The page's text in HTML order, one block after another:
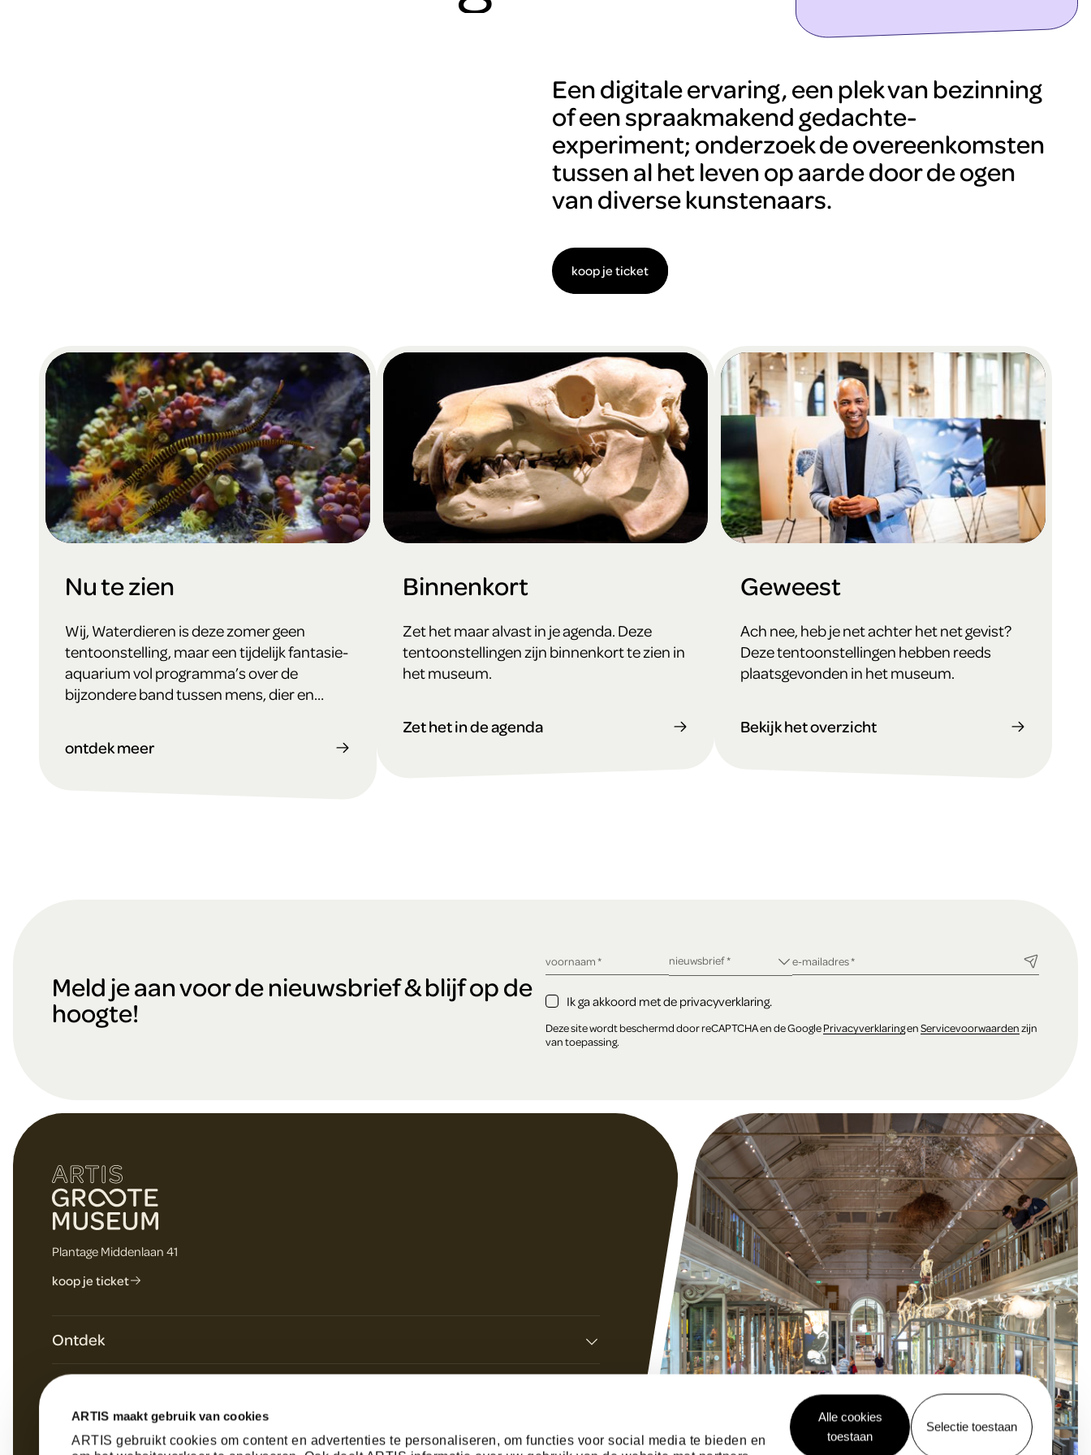
ARTIS maakt gebruik van cookies
ARTIS gebruikt cookies om content en advertenties te personaliseren, om functies voor social media te bieden en
Alle cookies
toestaan
Selectie toestaan
Een digitale ervaring, een plek van bezinning
of een spraakmakend gedachte-
experiment; onderzoek de overeenkomsten
tussen al het leven op aarde door de ogen
van diverse kunstenaars.
koop je ticket
Nu te zien
Wij, Waterdieren is deze zomer geen
tentoonstelling, maar een tijdelijk fantasie-
aquarium vol programma’s over de
bijzondere band tussen mens, dier en
ontdek meer
Binnenkort
Zet het maar alvast in je agenda. Deze
tentoonstellingen zijn binnenkort te zien in
het museum.
Zet het in de agenda
Geweest
Ach nee, heb je net achter het net gevist?
Deze tentoonstellingen hebben reeds
plaatsgevonden in het museum.
Bekijk het overzicht
t
Meld je aan voor de nieuwsbrief & blijf op de
hoogte!
verplicht veld
voornaam* verplicht veld
nieuwsbrief* verplicht veld
e-mailadres*
Ik ga akkoord met de privacyverklaring.
Deze site wordt beschermd door reCAPTCHA en de GooglePrivacyverklaringenServicevoorwaardenzijn
van toepassing.
Plantage Middenlaan 41
koop je ticket
Ontdek
Plan je bezoek
Over ARTIS
Werken bij
Geschiedenis
Hulp nodig?